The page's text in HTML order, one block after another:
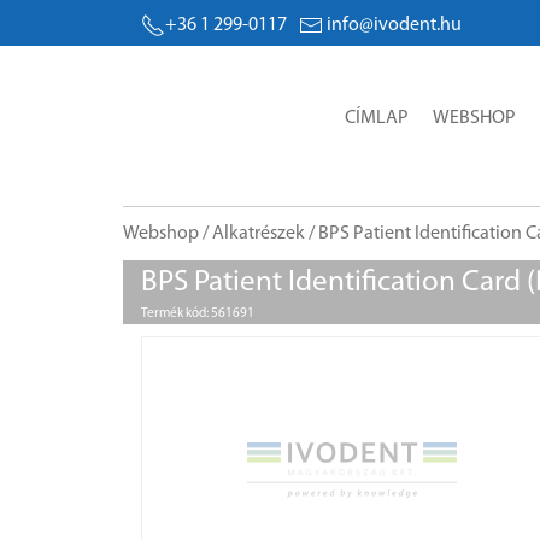
+36 1 299-0117 info@ivodent.hu
CÍMLAP WEBSHOP
Webshop/Alkatrészek/ BPS Patient Identification
BPS Patient Identification Card
Termék kód: 561691